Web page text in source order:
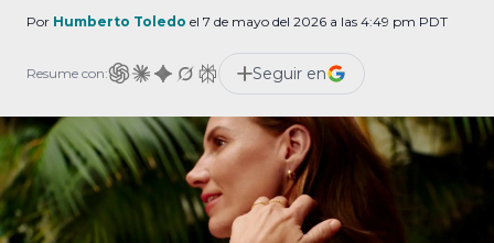
Por Humberto Toledo el 7 de mayo del 2026 a las 4:49 pm PDT
Resume con: Seguir en